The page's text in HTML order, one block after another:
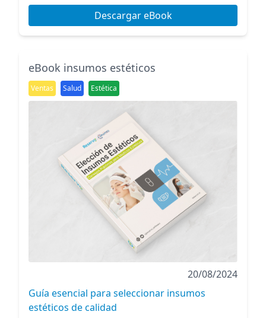
Descargar eBook
eBook insumos estéticos
Ventas Salud Estética
20/08/2024
Guía esencial para seleccionar insumos
estéticos de calidad